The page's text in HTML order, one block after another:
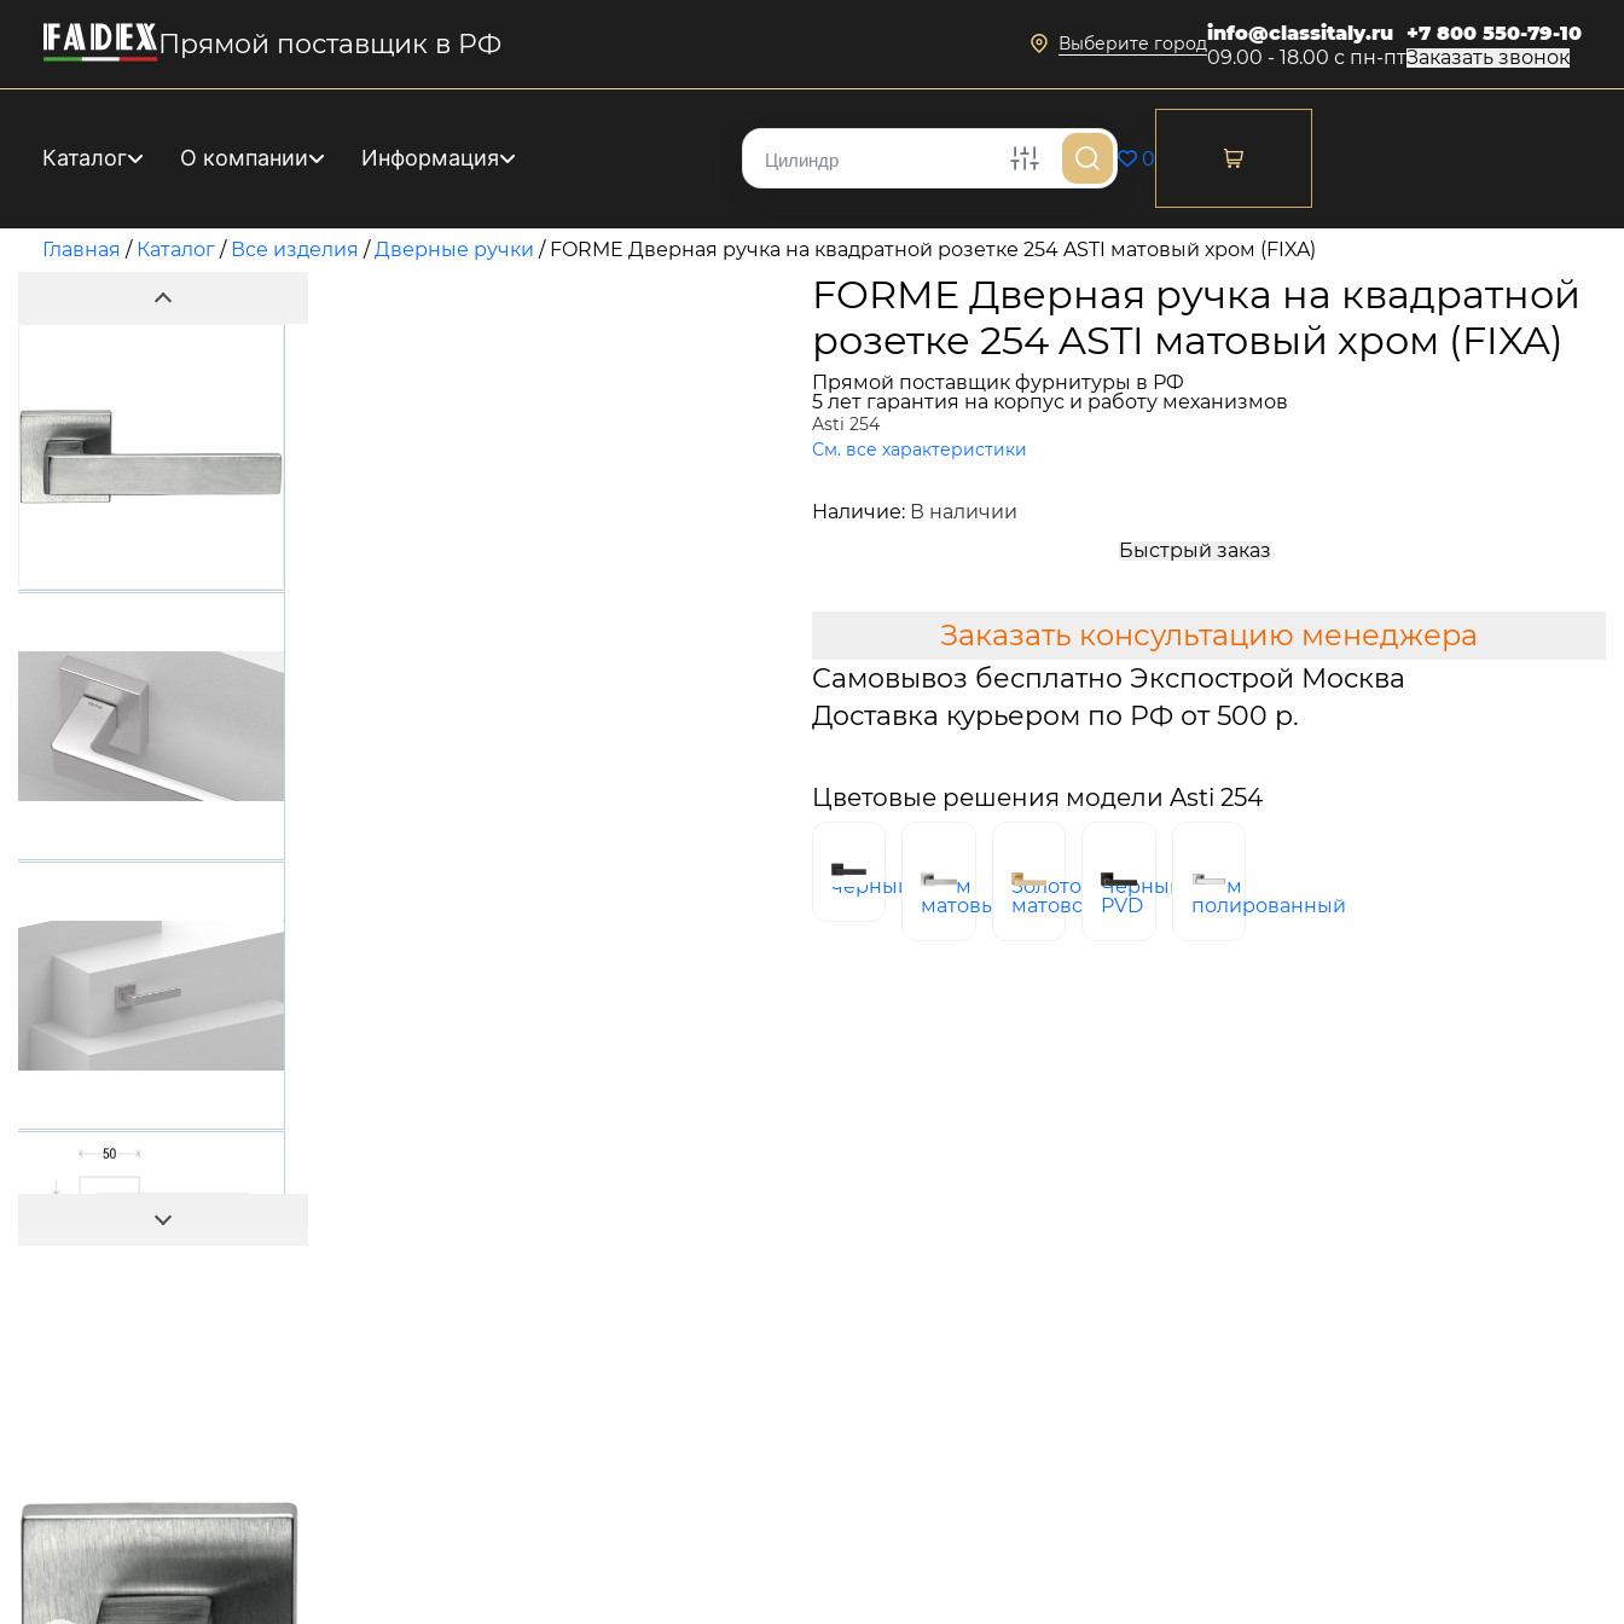
Прямой поставщик в РФ Выберите городinfo@classitaly.ru
09.00 - 18.00 с пн-пт
+7 800 550-79-10
Заказать звонок
Каталог О компании Информация 0
Главная / Каталог / Все изделия /Дверные ручки / FORME Дверная ручка на квадратной розетке 254 ASTI матовый хром (FIXA)
FORME Дверная ручка на квадратной
розетке 254 ASTI матовый хром (FIXA)
Прямой поставщик фурнитуры в РФ
5 лет гарантия на корпус и работу механизмов
Asti 254
См. все характеристики
Наличие: В наличии
Быстрый заказ
Заказать консультацию менеджера
Самовывоз бесплатно Экспострой Москва
Доставка курьером по РФ от 500 р.
Цветовые решения модели Asti 254
черный
хром
матовый
Золото
матовое
Черный
PVD
хром
полированный